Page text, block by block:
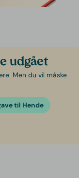
udgået
Men du vil måske
til Hende